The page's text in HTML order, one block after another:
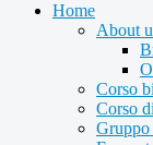
Home
About
Corso
Corso
Gruppo